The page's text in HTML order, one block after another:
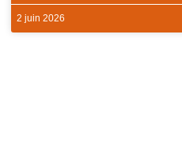
2 juin 2026